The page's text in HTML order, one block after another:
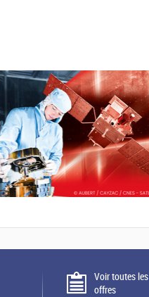
Voir toutes les
offres